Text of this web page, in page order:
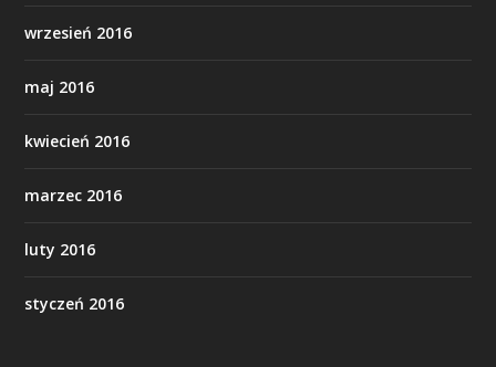
wrzesień 2016
maj 2016
kwiecień 2016
marzec 2016
luty 2016
styczeń 2016